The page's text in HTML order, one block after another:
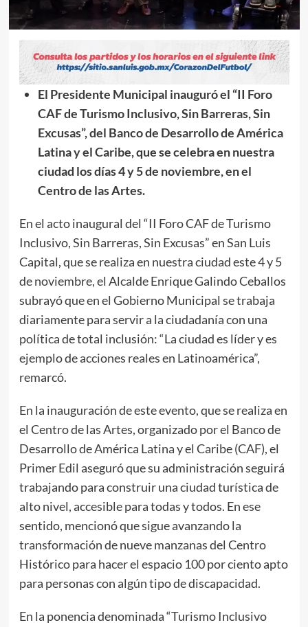
El Presidente Municipal inauguró el “II Foro
CAF de Turismo Inclusivo, Sin Barreras, Sin
Excusas”, del Banco de Desarrollo de América
Latina y el Caribe, que se celebra en nuestra
ciudad los días 4 y 5 de noviembre, en el
Centro de las Artes.
En el acto inaugural del “II Foro CAF de Turismo
Inclusivo, Sin Barreras, Sin Excusas” en San Luis
Capital, que se realiza en nuestra ciudad este 4 y 5
de noviembre, el Alcalde Enrique Galindo Ceballos
subrayó que en el Gobierno Municipal se trabaja
diariamente para servir a la ciudadanía con una
política de total inclusión: “La ciudad es líder y es
ejemplo de acciones reales en Latinoamérica”,
remarcó.
En la inauguración de este evento, que se realiza en
el Centro de las Artes, organizado por el Banco de
Desarrollo de América Latina y el Caribe (CAF), el
Primer Edil aseguró que su administración seguirá
trabajando para construir una ciudad turística de
alto nivel, accesible para todas y todos. En ese
sentido, mencionó que sigue avanzando la
transformación de nueve manzanas del Centro
Histórico para hacer el espacio 100 por ciento apto
para personas con algún tipo de discapacidad.
En la ponencia denominada “Turismo Inclusivo